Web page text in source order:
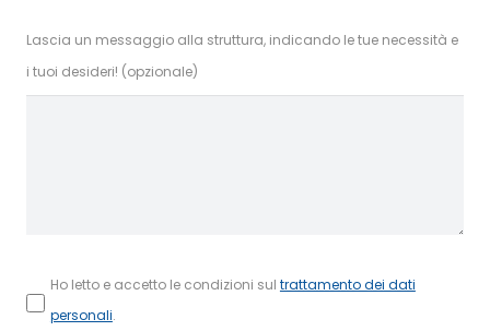
Lascia un messaggio alla struttura, indicando le tue necessità e
i tuoi desideri! (opzionale)
Ho letto e accetto le condizioni sul trattamento dei dati
personali.